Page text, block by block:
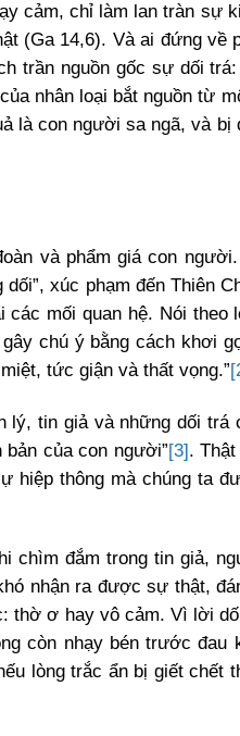
cảm, chỉ làm lan tràn sự
(Ga 14,6). Và ai đứng về
trần nguồn gốc sự dối trá:
nhân loại bắt nguồn từ
là con người sa ngã, và bị
và phẩm giá con
xúc phạm đến Thiên
các mối quan hệ. Nói theo
chú ý bằng cách khơi
tức giận và thất vọng.”
lý, tin giả và những dối trá
của con người”[3].
hiệp thông mà chúng ta
chìm đắm trong tin giả,
nhận ra được sự thật,
thờ ơ hay vô cảm. Vì lời
còn nhạy bén trước đau
lòng trắc ẩn bị giết chết